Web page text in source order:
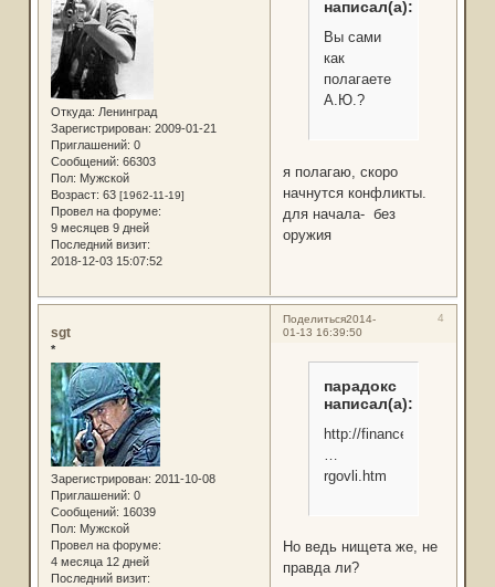
Откуда: Ленинград
Зарегистрирован: 2009-01-21
Приглашений: 0
Сообщений: 66303
Пол: Мужской
Возраст: 63 [1962-11-19]
Провел на форуме:
9 месяцев 9 дней
Последний визит:
2018-12-03 15:07:52
написал(а):
Вы сами
как
полагаете
А.Ю.?
я полагаю, скоро
начнутся конфликты.
для начала- без
оружия
Поделиться 4
2014-
01-13 16:39:50
sgt
*
Зарегистрирован: 2011-10-08
Приглашений: 0
Сообщений: 16039
Пол: Мужской
Провел на форуме:
4 месяца 12 дней
Последний визит:
парадокс
написал(а):
http://
rgovli.htm
Но ведь нищета же, не
правда ли?